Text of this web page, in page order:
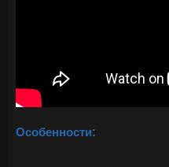
Особенности: